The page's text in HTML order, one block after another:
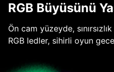
RGB Büyüsünü
Ön cam yüzeyde,
RGB ledler, sihirli oyun